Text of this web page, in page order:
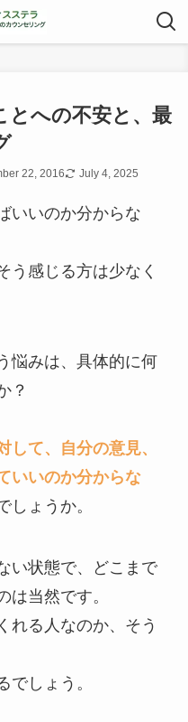
とへの不安と、最
22, 2016 July 4, 2025
いいのか分からな
う感じる方は少なく
悩みは、具体的に何
？
して、自分の意見、
いいのか分からな
しょうか。
い状態で、どこまで
は当然です。
れる人なのか、そう
でしょう。